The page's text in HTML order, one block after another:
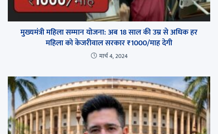
मुख्यमंत्री महिला सम्मान योजना: अब 18 साल की उम्र से अधिक हर
महिला को केजरीवाल सरकार ₹1000/माह देगी
मार्च 4, 2024